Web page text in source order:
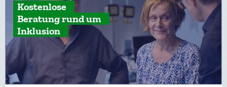
Kostenlose
Beratung rund um
Inklusion